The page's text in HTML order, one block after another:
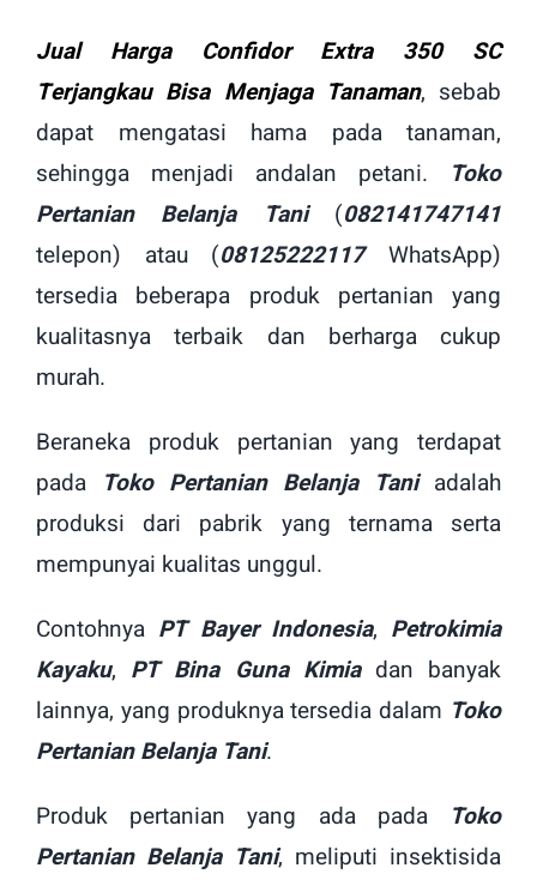
Jual Harga Confidor Extra 350 SC
Terjangkau Bisa Menjaga Tanaman, sebab
dapat mengatasi hama pada tanaman,
sehingga menjadi andalan petani.
Toko
Pertanian Belanja Tani(082141747141
telepon) atau (08125222117
WhatsApp)
tersedia beberapa produk pertanian yang
kualitasnya terbaik dan berharga cukup
murah.
Beraneka produk pertanian yang terdapat
pada Toko Pertanian Belanja Taniadalah
produksi dari pabrik yang ternama serta
mempunyai kualitas unggul.
Contohnya PT Bayer Indonesia, Petrokimia
Kayaku, PT Bina Guna Kimiadan banyak
lainnya, yang produknya tersedia dalam Toko
Pertanian Belanja Tani.
Produk pertanian yang ada pada
Toko
Pertanian Belanja Tani, meliputi insektisida